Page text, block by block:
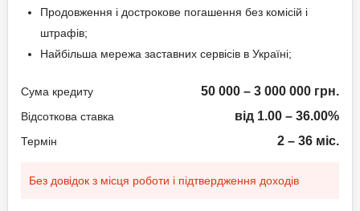
Продовження і дострокове погашення без комісій і
штрафів;
Найбільша мережа заставних сервісів в Україні;
Сума кредиту 50 000 – 3 000 000 грн.
Відсоткова ставка від 1.00 – 36.00%
Термін 2 – 36 міс.
Без довідок з місця роботи і підтвердження доходів